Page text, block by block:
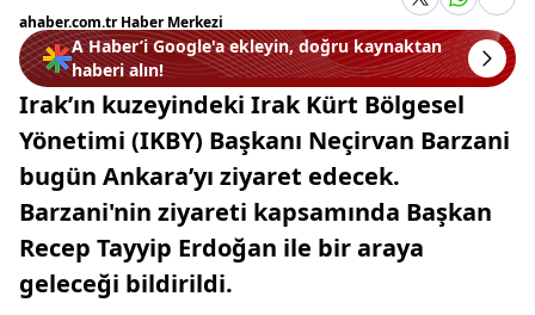
ahaber.com.tr Haber Merkezi
A Haber’i Google'a ekleyin, doğru kaynaktan
haberi alın!
Irak’ın kuzeyindeki Irak Kürt Bölgesel
Yönetimi (IKBY) Başkanı Neçirvan Barzani
bugün Ankara’yı ziyaret edecek.
Barzani'nin ziyareti kapsamında Başkan
Recep Tayyip Erdoğan ile bir araya
geleceği bildirildi.